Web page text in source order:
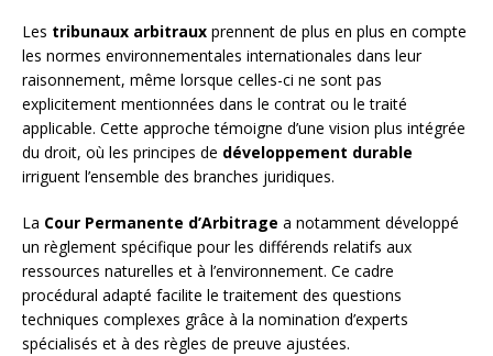
Les tribunaux arbitraux prennent de plus en plus en compte
les normes environnementales internationales dans leur
raisonnement, même lorsque celles-ci ne sont pas
explicitement mentionnées dans le contrat ou le traité
applicable. Cette approche témoigne d’une vision plus intégrée
du droit, où les principes de développement durable
irriguent l’ensemble des branches juridiques.
La Cour Permanente d’Arbitrage a notamment développé
un règlement spécifique pour les différends relatifs aux
ressources naturelles et à l’environnement. Ce cadre
procédural adapté facilite le traitement des questions
techniques complexes grâce à la nomination d’experts
spécialisés et à des règles de preuve ajustées.